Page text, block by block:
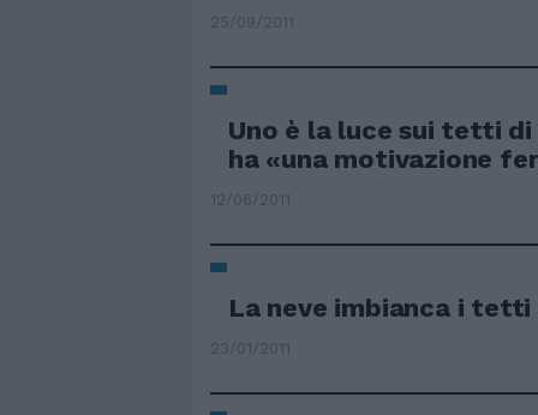
25/09/2011
Uno è la luce sui tetti
ha «una motivazione
12/06/2011
La neve imbianca i
23/01/2011